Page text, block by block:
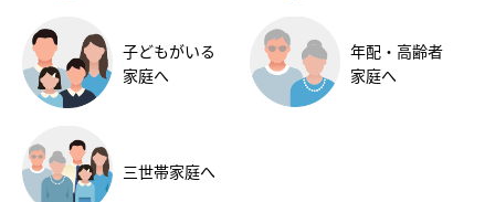
子どもがいる
家庭へ
年配・高齢者
家庭へ
三世帯家庭へ